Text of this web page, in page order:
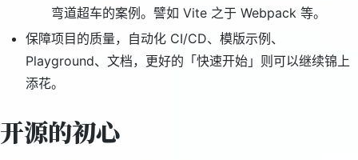
弯道超车的案例。譬如 Vite 之于 Webpack 等。
保障项目的质量，自动化 CI/CD、模版示例、
Playground、文档，更好的「快速开始」则可以继续锦上
添花。
开源的初心